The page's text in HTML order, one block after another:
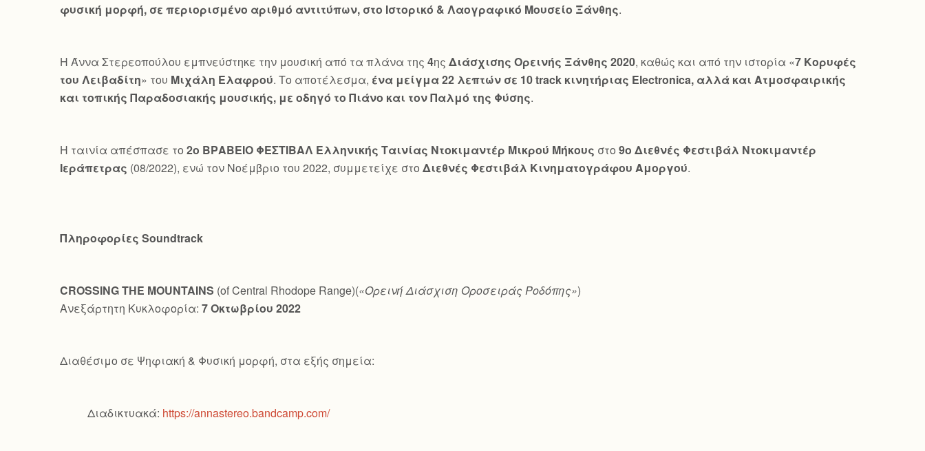
φυσική μορφή, σε περιορισμένο αριθμό αντιτύπων, στο Ιστορικό & Λαογραφικό Μουσείο Ξάνθης.
Η Άννα Στερεοπούλου εμπνεύστηκε την μουσική από τα πλάνα της 4ης Διάσχισης Ορεινής Ξάνθης 2020, καθώς και από την ιστορία «7 Κορυφές
του Λειβαδίτη» του Μιχάλη Ελαφρού. Το αποτέλεσμα, ένα μείγμα 22 λεπτών σε 10track κινητήριας Electronica, αλλά και Ατμοσφαιρικής
και τοπικής Παραδοσιακής μουσικής, με οδηγό το Πιάνο και τον Παλμό της Φύσης.
Η ταινία απέσπασε το 2ο ΒΡΑΒΕΙΟ ΦΕΣΤΙΒΑΛ Ελληνικής Ταινίας Ντοκιμαντέρ Μικρού Μήκους στο 9ο Διεθνές Φεστιβάλ Ντοκιμαντέρ
Ιεράπετρας (08/2022), ενώ τον Νοέμβριο του 2022, συμμετείχε στο Διεθνές Φεστιβάλ Κινηματογράφου Αμοργού.
Πληροφορίες Soundtrack
CROSSINGTHE MOUNTAINS (of Central Rhodope Range)(«Ορεινή Διάσχιση Οροσειράς Ροδόπης»)
Ανεξάρτητη Κυκλοφορία: 7 Οκτωβρίου 2022
Διαθέσιμο σε Ψηφιακή & Φυσική μορφή, στα εξής σημεία:
Διαδικτυακά: https://annastereo.bandcamp.com/